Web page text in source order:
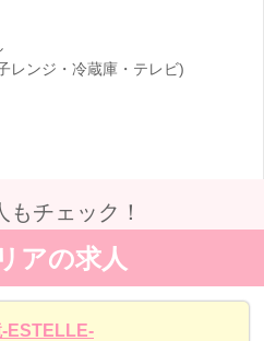
レンジ・冷蔵庫・テレビ)
もチェック！
アの求人
-ESTELLE-